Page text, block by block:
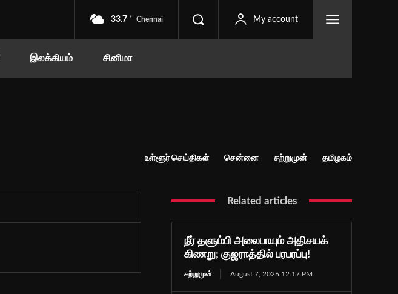
33.7 C Chennai My account
இலக்கியம் சினிமா
உள்ளூர் செய்திகள் சென்னை சற்றுமுன் தமிழகம்
Related articles
நீர் தளும்பி அலைபாயும் அதிசயக்
கிணறு; குஜராத்தில் பரபரப்பு!
சற்றுமுன் August 7, 2026 12:17 PM